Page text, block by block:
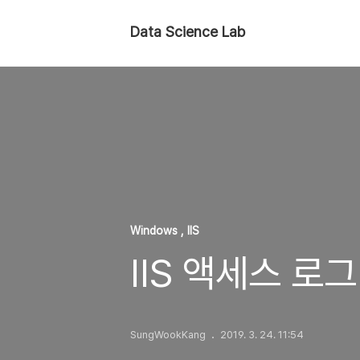
Data Science Lab
Windows , IIS
IIS 액세스 로
SungWookKang 2019. 3. 24. 11:54